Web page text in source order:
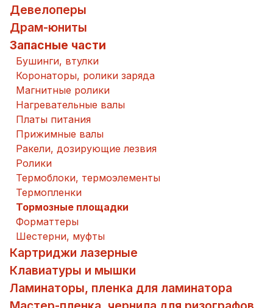
Девелоперы
Драм-юниты
Запасные части
Бушинги, втулки
Коронаторы, ролики заряда
Магнитные ролики
Нагревательные валы
Платы питания
Прижимные валы
Ракели, дозирующие лезвия
Ролики
Термоблоки, термоэлементы
Термопленки
Тормозные площадки
Форматтеры
Шестерни, муфты
Картриджи лазерные
Клавиатуры и мышки
Ламинаторы, пленка для ламинатора